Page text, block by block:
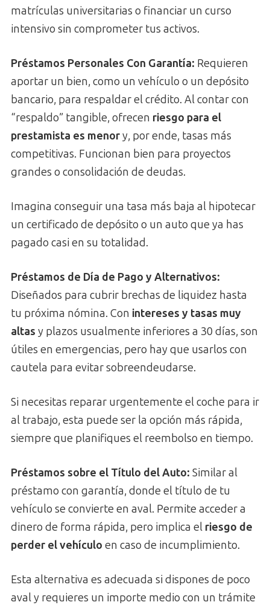
matrículas universitarias o financiar un curso
intensivo sin comprometer tus activos.
Préstamos Personales Con Garantía: Requieren
aportar un bien, como un vehículo o un depósito
bancario, para respaldar el crédito. Al contar con
“respaldo” tangible, ofrecen riesgo para el
prestamista es menory, por ende, tasas más
competitivas. Funcionan bien para proyectos
grandes o consolidación de deudas.
Imagina conseguir una tasa más baja al hipotecar
un certificado de depósito o un auto que ya has
pagado casi en su totalidad.
Préstamos de Día de Pago y Alternativos:
Diseñados para cubrir brechas de liquidez hasta
tu próxima nómina. Con intereses y tasas muy
altas y plazos usualmente inferiores a 30 días, son
útiles en emergencias, pero hay que usarlos con
cautela para evitar sobreendeudarse.
Si necesitas reparar urgentemente el coche para ir
al trabajo, esta puede ser la opción más rápida,
siempre que planifiques el reembolso en tiempo.
Préstamos sobre el Título del Auto: Similar al
préstamo con garantía, donde el título de tu
vehículo se convierte en aval. Permite acceder a
dinero de forma rápida, pero implica el riesgo de
perder el vehículo en caso de incumplimiento.
Esta alternativa es adecuada si dispones de poco
aval y requieres un importe medio con un trámite